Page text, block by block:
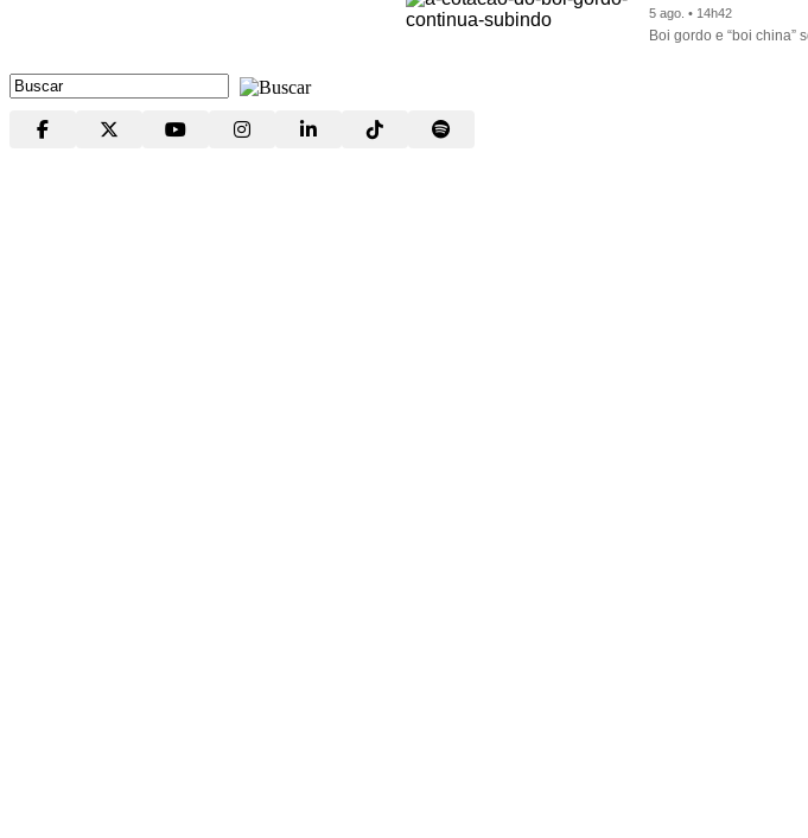
5 ago. • 14h42
Boi gordo e “boi china”